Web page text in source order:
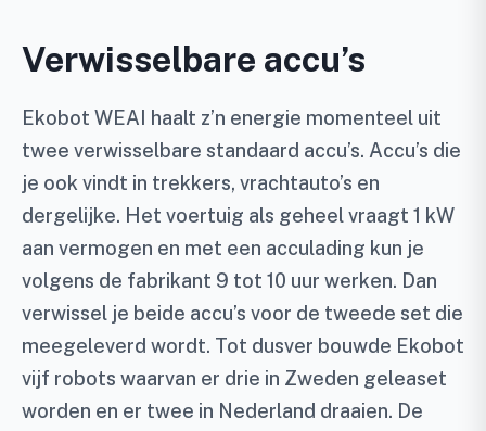
Verwisselbare accu’s
Ekobot WEAI haalt z’n energie momenteel uit
twee verwisselbare standaard accu’s. Accu’s die
je ook vindt in trekkers, vrachtauto’s en
dergelijke. Het voertuig als geheel vraagt 1 kW
aan vermogen en met een acculading kun je
volgens de fabrikant 9 tot 10 uur werken. Dan
verwissel je beide accu’s voor de tweede set die
meegeleverd wordt. Tot dusver bouwde Ekobot
vijf robots waarvan er drie in Zweden geleaset
worden en er twee in Nederland draaien. De